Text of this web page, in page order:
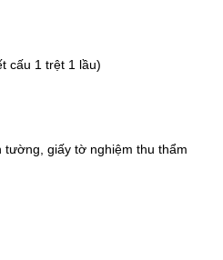
cấu 1 trệt 1 lầu)
tường, giấy tờ nghiệm thu thẩm